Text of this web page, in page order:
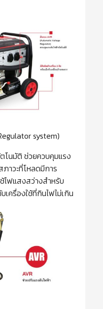
system)
โนมัติ ช่วยควบคุมแรง
าวะที่โหลดมีการ
ไฟแสงสว่างสำหรับ
เครื่องใช้ที่กินไฟไม่เกิน